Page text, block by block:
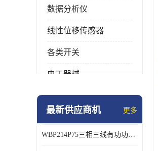
数据分析仪
线性位移传感器
各类开关
电工器械
模块化产品
特殊用处传感器
最新供应商机 更多
WBP214P75三相三线有功功率传感器鸿泰顺达产品稳定性好